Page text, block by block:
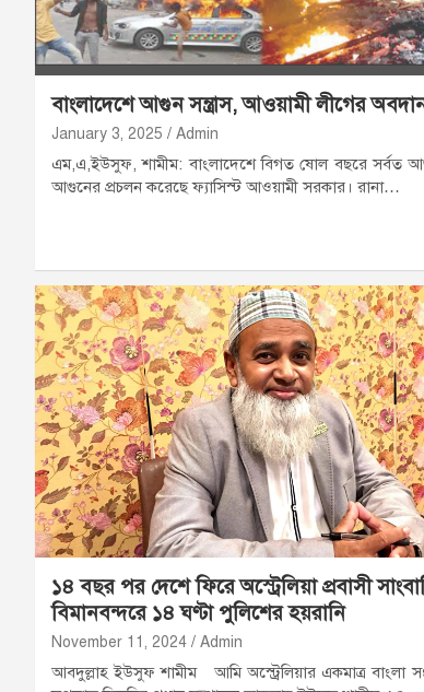
বাংলাদেশে আগুন সন্ত্রাস, আওয়ামী লীগের
January 3, 2025 Admin
এম,এ,ইউসুফ, শামীম: বাংলাদেশে বিগত ষোল বছরে সর্বত
আগুনের প্রচলন করেছে ফ্যাসিস্ট আওয়ামী সরকার। রানা…
১৪ বছর পর দেশে ফিরে অস্ট্রেলিয়া প্রবাসী
বিমানবন্দরে ১৪ ঘণ্টা পুলিশের হয়রানি
November 11, 2024 Admin
আবদুল্লাহ ইউসুফ শামীম আমি অস্ট্রেলিয়ার একমাত্র বাংলা